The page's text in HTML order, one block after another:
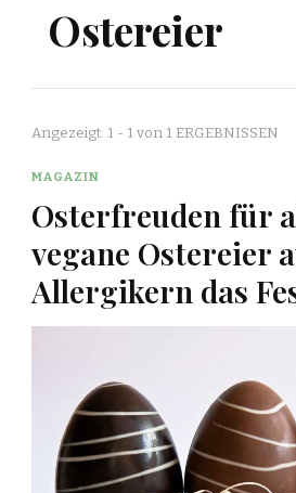
Ostereier
Angezeigt: 1 - 1 von 1 ERGEBNISSEN
MAGAZIN
Osterfreuden für
vegane Ostereier
Allergikern das